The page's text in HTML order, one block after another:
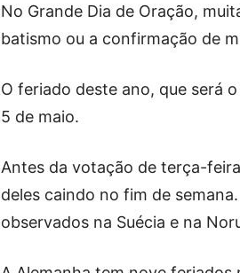
No Grande Dia de Oração,
batismo ou a confirmação de
O feriado deste ano, que será
5 de maio.
Antes da votação de terça-
deles caindo no fim de
observados na Suécia e na